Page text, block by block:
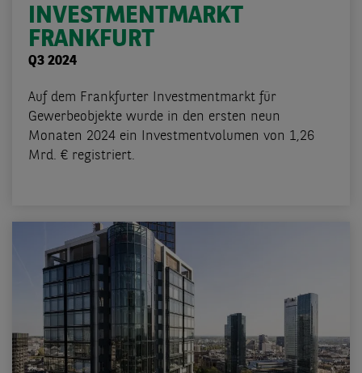
INVESTMENTMARKT
FRANKFURT
Q3 2024
Auf dem Frankfurter Investmentmarkt für
Gewerbeobjekte wurde in den ersten neun
Monaten 2024 ein Investmentvolumen von 1,26
Mrd. € registriert.